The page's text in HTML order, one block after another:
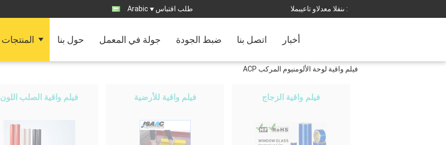
المبيعات والدعم الفنى : طلب اقتباس Arabic
المنتجات حول بنا جولة في المعمل ضبط الجودة اتصل بنا أخبار
فيلم واقية لوحة الألومنيوم المركب ACP
فيلم واقية الزجاج فيلم واقية للأرضية فيلم واقية الصلب اللون